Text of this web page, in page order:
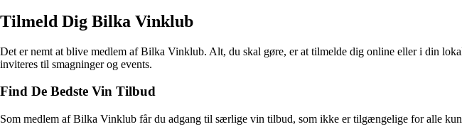
Tilmeld Dig Bilka Vinklub
Det er nemt at blive medlem af Bilka Vinklub. Alt, du skal gøre, er at tilmelde dig online eller i din
inviteres til smagninger og events.
Find De Bedste Vin Tilbud
Som medlem af Bilka Vinklub får du adgang til særlige vin tilbud, som ikke er tilgængelige for alle